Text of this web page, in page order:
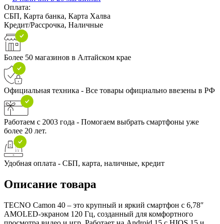
Оплата:
СБП, Карта банка, Карта Халва
Кредит/Рассрочка, Наличные
Более 50 магазинов в Алтайском крае
Официальная техника - Все товары официально ввезены в РФ
Работаем с 2003 года - Помогаем выбрать смартфоны уже
более 20 лет.
Удобная оплата - СБП, карта, наличные, кредит
Описание товара
TECNO Camon 40 – это крупный и яркий смартфон с 6,78″
AMOLED‑экраном 120 Гц, созданный для комфортного